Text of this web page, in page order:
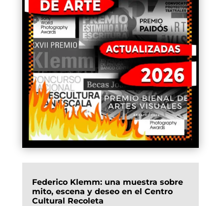
Federico Klemm: una muestra sobre
mito, escena y deseo en el Centro
Cultural Recoleta